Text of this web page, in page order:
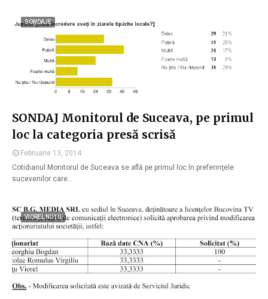
SONDAJE
SONDAJ Monitorul de Suceava, pe primul
loc la categoria presă scrisă
Februarie 13, 2014
Cotidianul Monitorul de Suceava se află pe primul loc în preferinţele
sucevenilor care…
VIOREL NUŢU